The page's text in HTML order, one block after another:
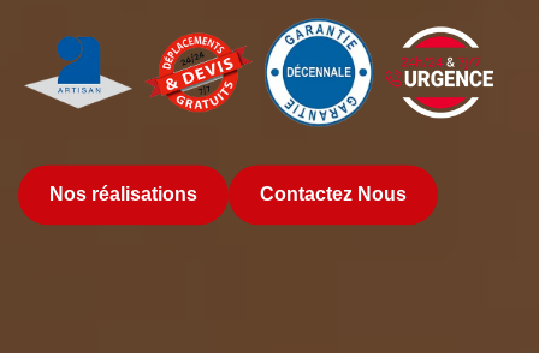
Nos réalisations Contactez Nous